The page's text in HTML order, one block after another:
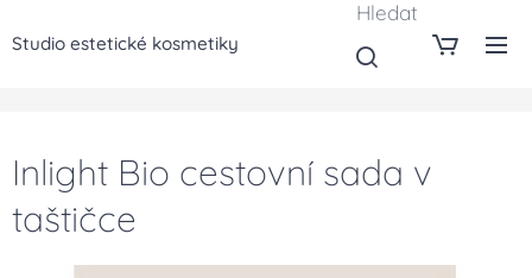
Studio estetické kosmetiky
Hledat
Inlight Bio cestovní sada v
taštičce